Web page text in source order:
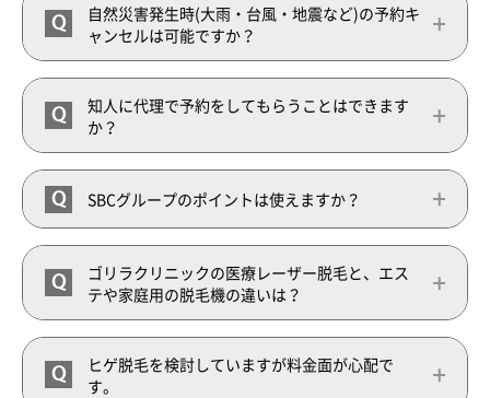
Q
自然災害発生時(大雨・台風・地震など)の予約キ
ャンセルは可能ですか？
Q
知人に代理で予約をしてもらうことはできます
か？
Q SBCグループのポイントは使えますか？
Q
ゴリラクリニックの医療レーザー脱毛と、エス
テや家庭用の脱毛機の違いは？
Q
ヒゲ脱毛を検討していますが料金面が心配で
す。